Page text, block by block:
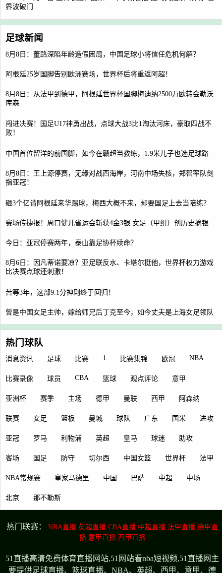
界波破门
足球新闻
8月8日：董路深陷年龄造假困局，中国足球小将信任危机何解？
阿根廷25岁国脚告别欧洲赛场，世界杯后将重返阿超！
8月8日：从法甲到德甲，阿根廷世界杯国脚梅迪纳2500万欧转会勒沃
库森
闯进决赛！国足U17神勇出战，点球大战3比1淘汰河床，豪取四战不
败！
中国首位留洋的前国脚，如今在赣超当教练，1.9米儿子也选足球路
8月8日：王上源停赛，无缘对战西海岸，河南中场失核，郑智率队剑
指亚冠！
砸3个亿请阿根廷来华踢球，梅西大概不来，却要国足上去当陪练？
赛场传捷报！周口健儿省运会斩获4金3银 女足（甲组）创历史摘银
今日：亚冠停赛两年，泰山靠足协杯续命？
8月6日：因凡蒂诺要凉？亚足联反水、卡塔尔挺他，世界杯权力游戏
比决赛点球还刺激！
苦等3年，这部9.1分神剧终于回归！
曾是中国女足主帅，嫁给师兄后丁克至今，如今丈夫是上海女足领队
热门球队
消息资讯 足球 比赛 1 比赛集锦 欧冠 NBA
比赛录像 球员 CBA 篮球 观点评论 意甲
亚洲杯 赛季 主场 德甲 曼联 西甲 阿森纳
联赛 女足 篮板 曼城 球队 广东 国米 进攻
亚冠 罗马 利物浦 英超 皇马 球迷 助攻
客场 国足 防守 切尔西 中国女篮 世界杯 法甲
NBA常规赛 皇家马德里 中国 巴萨 中超 中场
北京 那不勒斯
热门联赛： NBA直播 英超直播 CBA直播 中超直播 法甲直播 德甲直
播 意甲直播 西甲直播
51直播高清免费体育直播网站,51网站看nba短视频,51直播网主
要提供足球直播、篮球直播、NBA、英超、西甲、意甲、德